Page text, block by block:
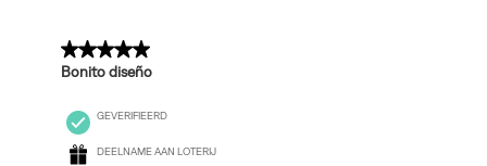
5 van 5 sterren.
Bonito diseño
GEVERIFIEERD
DEELNAME AAN LOTERIJ